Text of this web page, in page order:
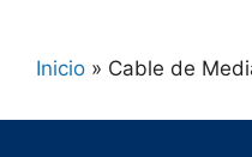
Inicio » Cable de